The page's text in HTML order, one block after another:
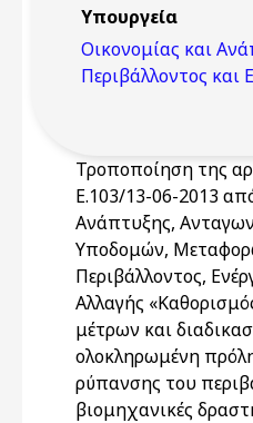
Υπουργεία
Οικονομίας και
Περιβάλλοντος και
Τροποποίηση της
Ε.103/13-06-2013
Ανάπτυξης,
Υποδομών,
Περιβάλλοντος,
Αλλαγής
μέτρων και
ολοκληρωμένη
ρύπανσης του
βιομηχανικές